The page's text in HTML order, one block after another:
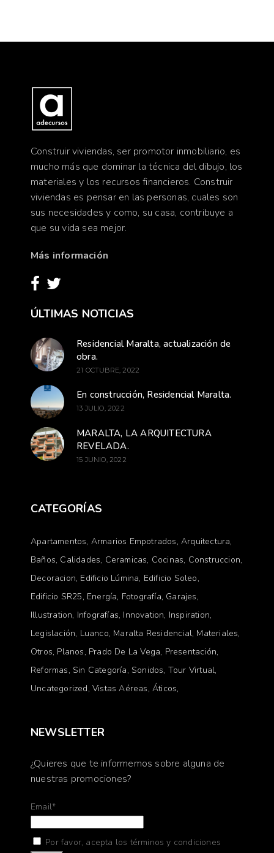
Construir viviendas, ser promotor inmobiliario, es
mucho más que dominar la técnica del dibujo, los
materiales y los recursos financieros. Construir
viviendas es pensar en las personas, cuales son
sus necesidades y como, su casa, contribuye a
que su vida sea mejor.
Más información
ÚLTIMAS NOTICIAS
Residencial Maralta, actualización de
obra.
21 OCTUBRE, 2022
En construcción, Residencial Maralta.
13 JULIO, 2022
MARALTA, LA ARQUITECTURA
REVELADA.
15 JUNIO, 2022
CATEGORÍAS
Apartamentos Armarios Empotrados Arquitectura
Baños Calidades Ceramicas Cocinas Construccion
Decoracion Edificio Lúmina Edificio Soleo
Edificio SR25 Energía Fotografía Garajes
Illustration Infografías Innovation Inspiration
Legislación Luanco Maralta Residencial Materiales
Otros Planos Prado De La Vega Presentación
Reformas Sin Categoría Sonidos Tour Virtual
Uncategorized Vistas Aéreas Áticos
NEWSLETTER
¿Quieres que te informemos sobre alguna de
nuestras promociones?
Email*
Por favor, acepta los términos y condiciones